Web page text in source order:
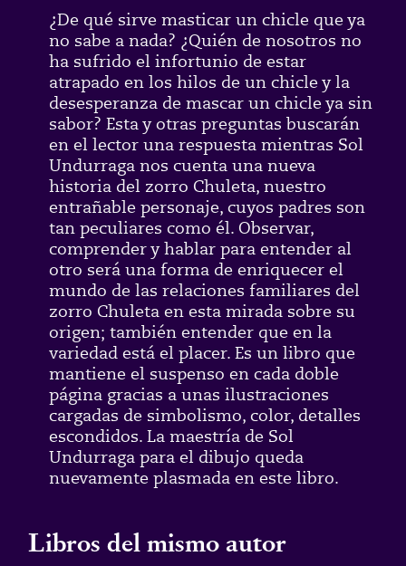
¿De qué sirve masticar un chicle que ya
no sabe a nada? ¿Quién de nosotros no
ha sufrido el infortunio de estar
atrapado en los hilos de un chicle y la
desesperanza de mascar un chicle ya sin
sabor? Esta y otras preguntas buscarán
en el lector una respuesta mientras Sol
Undurraga nos cuenta una nueva
historia del zorro Chuleta, nuestro
entrañable personaje, cuyos padres son
tan peculiares como él. Observar,
comprender y hablar para entender al
otro será una forma de enriquecer el
mundo de las relaciones familiares del
zorro Chuleta en esta mirada sobre su
origen; también entender que en la
variedad está el placer. Es un libro que
mantiene el suspenso en cada doble
página gracias a unas ilustraciones
cargadas de simbolismo, color, detalles
escondidos. La maestría de Sol
Undurraga para el dibujo queda
nuevamente plasmada en este libro.
Libros del mismo autor